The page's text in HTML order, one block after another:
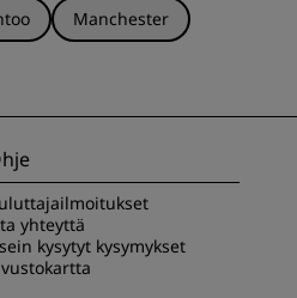
Manchester
yhteyttä
kysytyt kysymykset